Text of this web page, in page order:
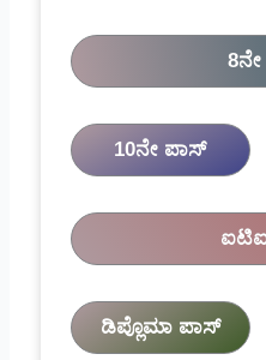
10ನೇ ಪಾಸ್
ಡಿಪ್ಲೊಮಾ ಪಾಸ್